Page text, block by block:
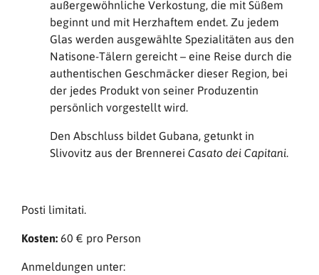
außergewöhnliche Verkostung, die mit Süßem
beginnt und mit Herzhaftem endet. Zu jedem
Glas werden ausgewählte Spezialitäten aus den
Natisone-Tälern gereicht – eine Reise durch die
authentischen Geschmäcker dieser Region, bei
der jedes Produkt von seiner Produzentin
persönlich vorgestellt wird.
Den Abschluss bildet Gubana, getunkt in
Slivovitz aus der Brennerei Casato dei Capitani.
Posti limitati.
Kosten:60 € pro Person
Anmeldungen unter: